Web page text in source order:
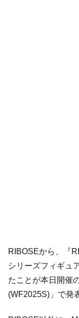
RIBOSEから、『
シリーズフィギュ
たことが本日開催
(WF2025S)」で発